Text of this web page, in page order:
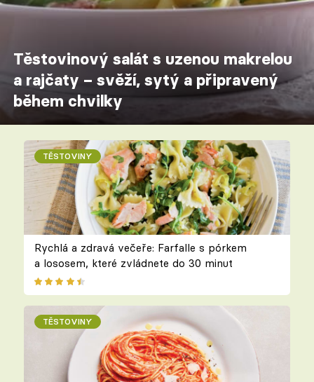
Těstovinový salát s uzenou makrelou
a rajčaty – svěží, sytý a připravený
během chvilky
TĚSTOVINY
Rychlá a zdravá večeře: Farfalle s pórkem
a lososem, které zvládnete do 30 minut
TĚSTOVINY